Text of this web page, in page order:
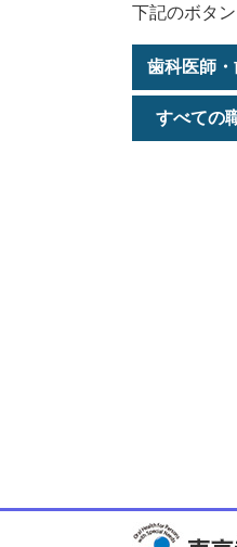
下記のボタ
歯科医師
すべての